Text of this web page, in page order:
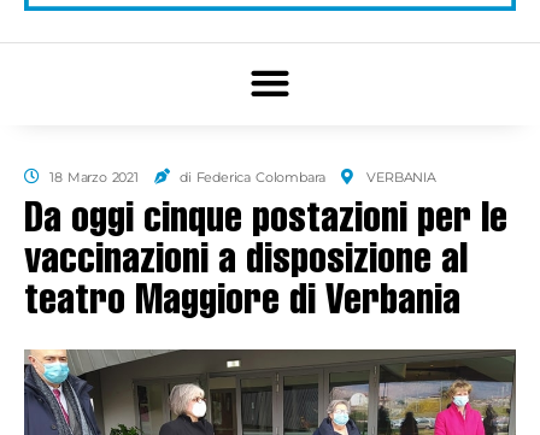
18 Marzo 2021 di Federica Colombara VERBANIA
Da oggi cinque postazioni per le
vaccinazioni a disposizione al
teatro Maggiore di Verbania